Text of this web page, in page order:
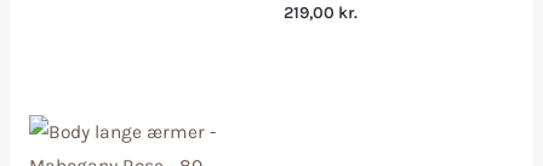
219,00 kr.